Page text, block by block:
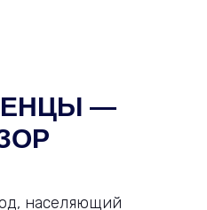
—
населяющий